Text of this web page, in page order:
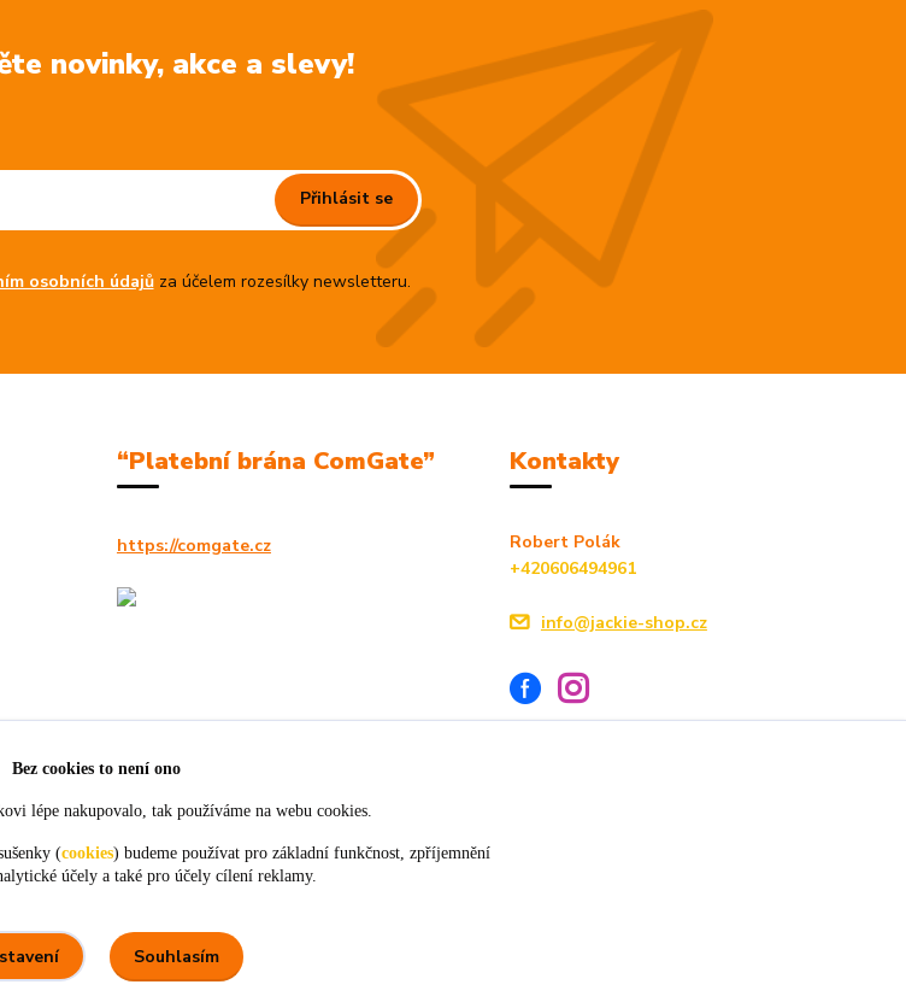
novinky, akce a slevy!
Přihlásit se
osobních údajůza účelem rozesílky newsletteru.
“Platební brána ComGate”
https://comgate.cz
Kontakty
Robert Polák
+420606494961
info@jackie-shop.cz
Bez cookies to není ono
lépe nakupovalo, tak používáme na webu cookies.
(cookies) budeme používat pro základní funkčnost, zpříjemnění
účely a také pro účely cílení reklamy.
Souhlasím
a ochota. ceny